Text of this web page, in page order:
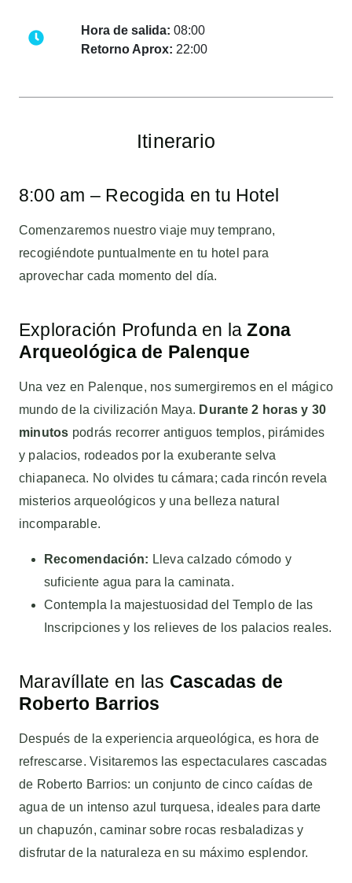
Hora de salida: 08:00
Retorno Aprox: 22:00
Itinerario
8:00 am – Recogida en tu Hotel
Comenzaremos nuestro viaje muy temprano,
recogiéndote puntualmente en tu hotel para
aprovechar cada momento del día.
Exploración Profunda en laZona
Arqueológica de Palenque
Una vez en Palenque, nos sumergiremos en el mágico
mundo de la civilización Maya. Durante 2 horas y 30
minutos podrás recorrer antiguos templos, pirámides
y palacios, rodeados por la exuberante selva
chiapaneca. No olvides tu cámara; cada rincón revela
misterios arqueológicos y una belleza natural
incomparable.
Recomendación: Lleva calzado cómodo y
suficiente agua para la caminata.
Contempla la majestuosidad del Templo de las
Inscripciones y los relieves de los palacios reales.
Maravíllate en las Cascadas de
Roberto Barrios
Después de la experiencia arqueológica, es hora de
refrescarse. Visitaremos las espectaculares cascadas
de Roberto Barrios: un conjunto de cinco caídas de
agua de un intenso azul turquesa, ideales para darte
un chapuzón, caminar sobre rocas resbaladizas y
disfrutar de la naturaleza en su máximo esplendor.